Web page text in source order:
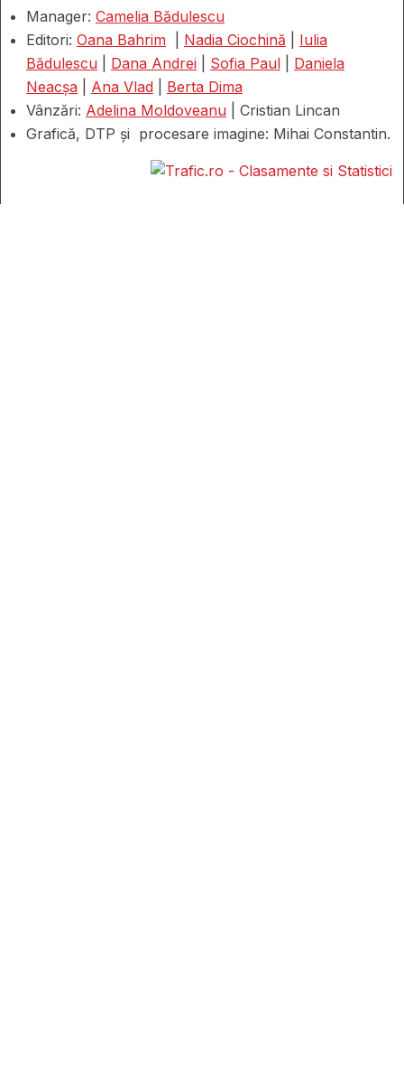
Manager: Camelia Bădulescu
Editori: Oana Bahrim Nadia Ciochină
Iulia
Bădulescu
Dana Andrei Sofia Paul
Daniela
Neacșa
Ana Vlad
Berta Dima
Vânzări: Adelina Moldoveanu | Cristian Lincan
Grafică, DTP și procesare imagine: Mihai Constantin.